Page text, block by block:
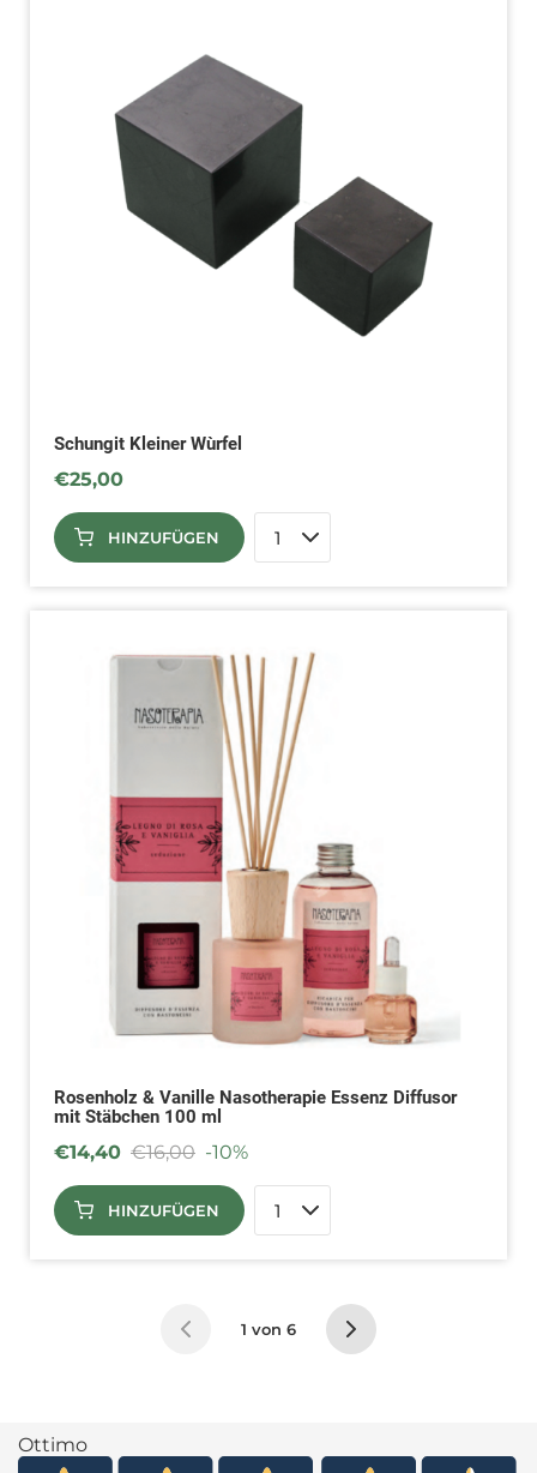
Schungit Kleiner Wùrfel
€25,00
HINZUFÜGEN
Rosenholz & Vanille Nasotherapie Essenz Diffusor
mit Stäbchen 100 ml
€14,40 €16,00 -10%
HINZUFÜGEN
1 von 6
Ottimo